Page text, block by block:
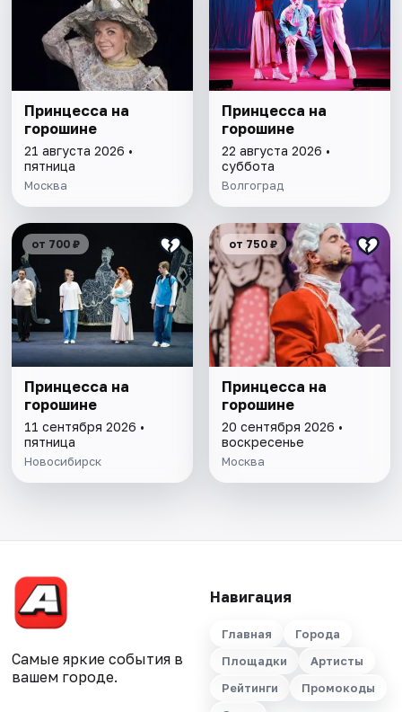
Принцесса на
горошине
21 августа 2026 •
пятница
Москва
Принцесса на
горошине
22 августа 2026 •
суббота
Волгоград
от 700 ₽
Принцесса на
горошине
11 сентября 2026 •
пятница
Новосибирск
от 750 ₽
Принцесса на
горошине
20 сентября 2026 •
воскресенье
Москва
Самые яркие события в
вашем городе.
Навигация
Главная
Города
Площадки
Артисты
Рейтинги
Промокоды